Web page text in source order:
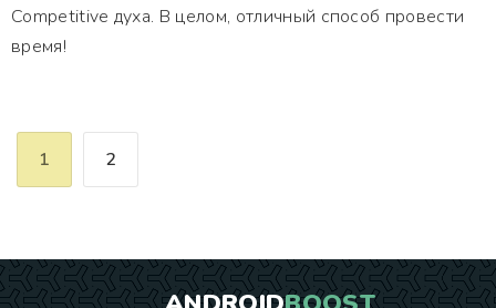
Competitive духа. В целом, отличный способ провести
время!
1 2